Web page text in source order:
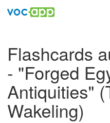
Flashcards
- "Forged
Antiquities"
Wakeling)